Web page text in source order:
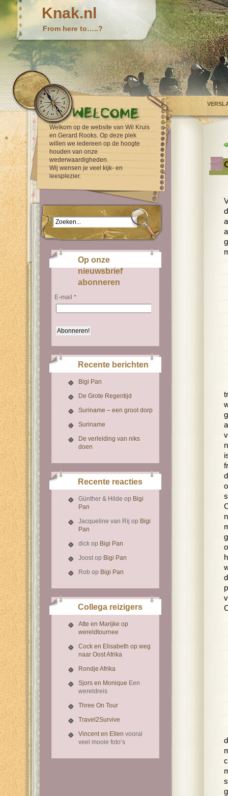
Knak.nl
From here to…..?
Welkom op de website van Wil Kruis
en Gerard Rooks. Op deze plek
willen we iedereen op de hoogte
houden van onze
wederwaardigheden.
Wij wensen je veel kijk- en
leesplezier.
Op onze
nieuwsbrief
abonneren
E-mail *
Recente berichten
Bigi Pan
De Grote Regentijd
Suriname – een groot dorp
Suriname
De verleiding van niks
doen
Recente reacties
Günther & Hilde op Bigi
Pan
Jacqueline van Rij op Bigi
Pan
dick op Bigi Pan
Joostop Bigi Pan
Rob op Bigi Pan
Collega reizigers
Atte en Marijke op
wereldtournee
Cock en Elisabeth op weg
naar Oost Afrika
Rondje Afrika
Sjors en Monique Een
wereldreis
Three On Tour
Travel2Survive
Vincent en Ellen vooral
veel mooie foto’s